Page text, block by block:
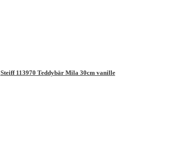
Steiff 113970 Teddybär Mila 30cm vanille